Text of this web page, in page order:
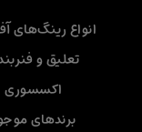
انواع رینگ‌های
تعلیق و
اکسسوری
برندهای